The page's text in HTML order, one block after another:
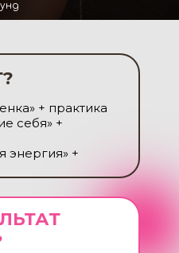
+ практика
себя» +
энергия» +